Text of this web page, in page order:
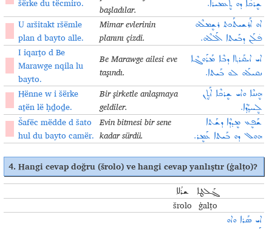
başladılar.
ܫܷܪܟܶܐ ܕܘ ܬܷܥܡܝܪܐ.
U aršitakt ršëmle
plan d bayto alle.
Mimar evlerinin
planını çizdi.
ܐܘ ܐܰܪܫܝܬܰܟܬ ܪܫܷܡܠܶܗ
ܦ̇ܠܰܢ ܕܒܰܝܬܐ ܐܰܠܠܶܗ.
I iqarṯo d Be
Marawge nqila lu
bayto.
Be Marawge ailesi eve
taşındı.
ܐܝ ܐܝܩܰܪܬ݂ܐ ܕܒܶܐ ܡܰܪܰܘܓܶܐ
ܢܩܝܠܰܗ ܠܘ ܒܰܝܬܐ.
Hënne w i šërke
aṯën lë ḥḏoḏe.
Bir şirketle anlaşmaya
geldiler.
ܗܷܢܢܶܐ ܘܐܝ ܫܷܪܟܶܐ ܐܰܬ݂ܷܢ
ܠܷܚܕ݂ܳܕ݂ܶܐ.
Šafëc mëdde d šato
hul du bayto camër.
Evin bitmesi bir sene
kadar sürdü.
ܫܰܦܷܥ ܡܷܕܕܶܐ ܕܫܰܬܐ
ܗܘܠ ܕܘ ܒܰܝܬܐ ܥܰܡܷܪ.
4. Hangi cevap doğru (šrolo) ve hangi cevap yanlıştır (ġalṭo)?
ܫܪܳܠܐ ܓ݂ܰܠܛܐ
šrolo ġalṭo
ܐܝ ܣܰܪܐ ܘܐܘ